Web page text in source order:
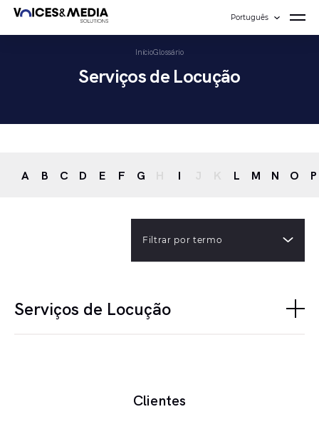
Português
InícioGlossário
Serviços de Locução
A B C D E F G I L M N O P
Filtrar por termo
Serviços de Locução
Clientes